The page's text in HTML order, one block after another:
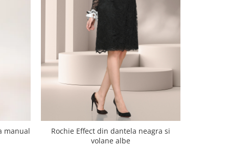
manual
Rochie Effect din dantela neagra si
volane albe